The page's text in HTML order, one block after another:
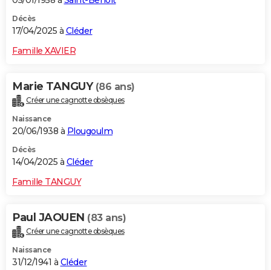
Décès
17/04/2025 à Cléder
Famille XAVIER
Marie TANGUY (86 ans)
Créer une cagnotte obsèques
Naissance
20/06/1938 à Plougoulm
Décès
14/04/2025 à Cléder
Famille TANGUY
Paul JAOUEN (83 ans)
Créer une cagnotte obsèques
Naissance
31/12/1941 à Cléder